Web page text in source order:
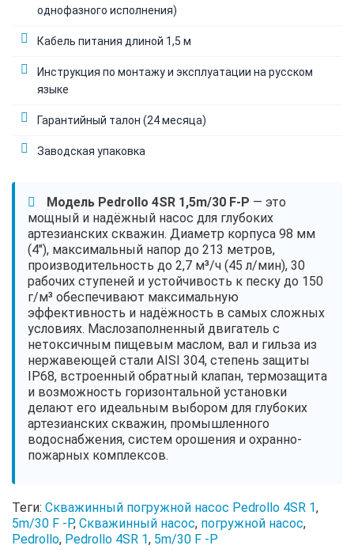
однофазного исполнения)
Кабель питания длиной 1,5 м
Инструкция по монтажу и эксплуатации на русском
языке
Гарантийный талон (24 месяца)
Заводская упаковка
Модель Pedrollo 4SR 1,5m/30 F-P — это
мощный и надёжный насос для глубоких
артезианских скважин. Диаметр корпуса 98 мм
(4"), максимальный напор до 213 метров,
производительность до 2,7 м³/ч (45 л/мин), 30
рабочих ступеней и устойчивость к песку до 150
г/м³ обеспечивают максимальную
эффективность и надёжность в самых сложных
условиях. Маслозаполненный двигатель с
нетоксичным пищевым маслом, вал и гильза из
нержавеющей стали AISI 304, степень защиты
IP68, встроенный обратный клапан, термозащита
и возможность горизонтальной установки
делают его идеальным выбором для глубоких
артезианских скважин, промышленного
водоснабжения, систем орошения и охранно-
пожарных комплексов.
Теги: Скважинный погружной насос Pedrollo 4SR 1,
5m/30 F -P, Скважинный насос, погружной насос,
Pedrollo, Pedrollo 4SR 1, 5m/30 F -P